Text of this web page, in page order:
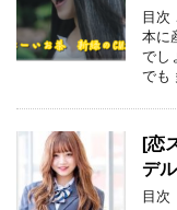
目次
本に
でし
でも
[恋
デ
目次